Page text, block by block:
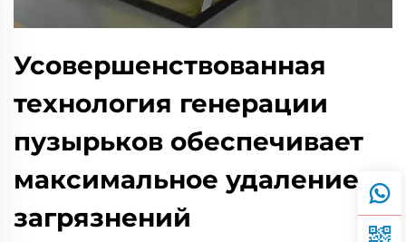
Усовершенствованная
технология генерации
пузырьков обеспечивает
максимальное удаление
загрязнений